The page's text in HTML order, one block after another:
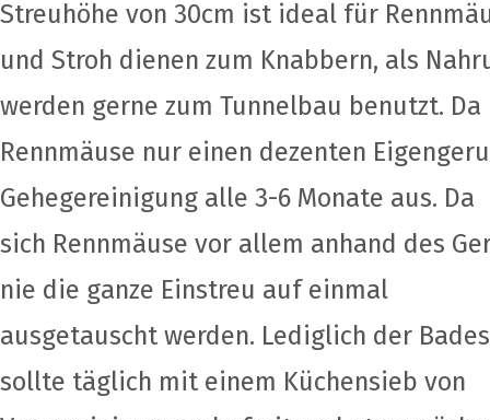
Streuhöhe von 30cm ist ideal für
und Stroh dienen zum Knabbern, als
werden gerne zum Tunnelbau benutzt. Da
Rennmäuse nur einen dezenten
Gehegereinigung alle 3-6 Monate aus. Da
sich Rennmäuse vor allem anhand des
nie die ganze Einstreu auf einmal
ausgetauscht werden. Lediglich der
sollte täglich mit einem Küchensieb von